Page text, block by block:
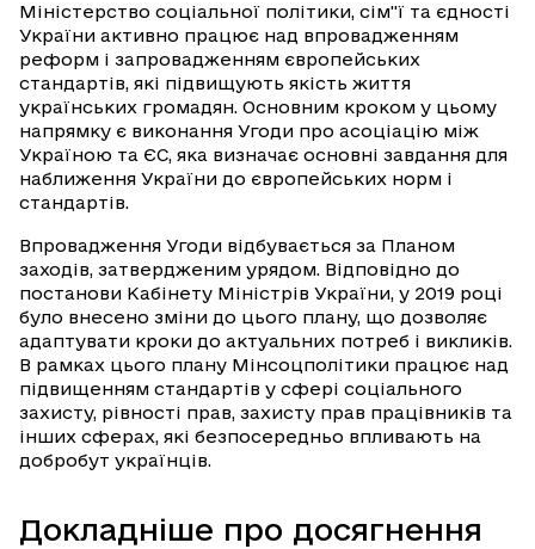
Міністерство соціальної політики, сім"ї та єдності
України активно працює над впровадженням
реформ і запровадженням європейських
стандартів, які підвищують якість життя
українських громадян. Основним кроком у цьому
напрямку є виконання Угоди про асоціацію між
Україною та ЄС, яка визначає основні завдання для
наближення України до європейських норм і
стандартів.
Впровадження Угоди відбувається за Планом
заходів, затвердженим урядом. Відповідно до
постанови Кабінету Міністрів України, у 2019 році
було внесено зміни до цього плану, що дозволяє
адаптувати кроки до актуальних потреб і викликів.
В рамках цього плану Мінсоцполітики працює над
підвищенням стандартів у сфері соціального
захисту, рівності прав, захисту прав працівників та
інших сферах, які безпосередньо впливають на
добробут українців.
Докладніше про досягнення